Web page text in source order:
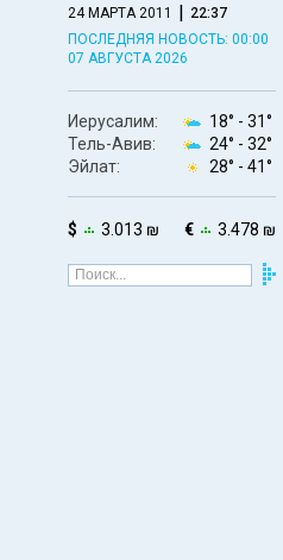
24 МАРТА 2011 | 22:37
ПОСЛЕДНЯЯ НОВОСТЬ: 00:00
07 АВГУСТА 2026
Иерусалим: 18° - 31°
Тель-Авив:
24° - 32°
Эйлат:
28° - 41°
$ 3.013 ₪ € 3.478 ₪